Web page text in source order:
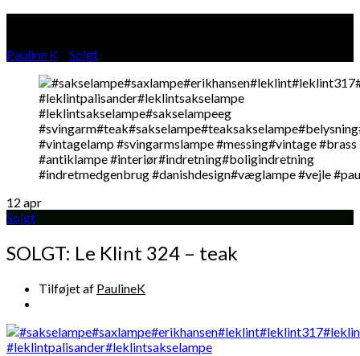
Pauline K Solgt
12 apr
Solgt
SOLGT: Le Klint 324 – teak
Tilføjet af PaulineK